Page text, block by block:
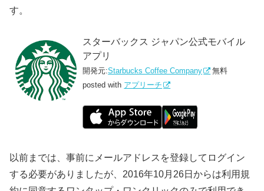
す。
スターバックス ジャパン公式モバイル
アプリ
開発元:Starbucks Coffee Company
無料
posted with アプリーチ
以前までは、事前にメールアドレスを登録してログイン
する必要がありましたが、2016年10月26日からは利用規